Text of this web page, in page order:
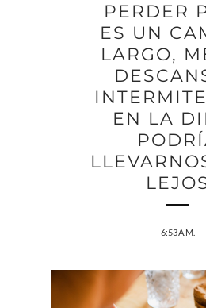
PERDER
ES UN
LARGO,
EN LA
6:53 A.M.